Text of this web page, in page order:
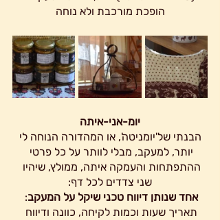
הופכת מורכבת ולא נוחה
יומ-אני-איתה
הבנתי של'יומניטה', או המהדורה הנוחה לי
יותר, למעקב, מבלי לוותר על כל פרטי
ההתפתחות והעמקה איתה, ממולץ, שיהיו
שני צדדים לכל דף:
אחד שנותן דיווח טכני שיקל על המעקב:
תאריך שעות וכמות לקיחה, כוונה ודיווח